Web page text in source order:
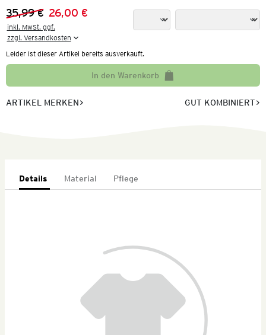
Vorheriger Preis:
35,99 €
Neuer Preis:26,00 €
inkl. MwSt. ggf.
zzgl. Versandkosten
Leider ist dieser Artikel bereits ausverkauft.
In den Warenkorb
ARTIKEL MERKEN GUT KOMBINIERT
Details Material Pflege